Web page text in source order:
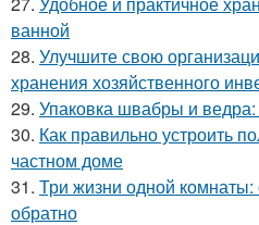
ванной
28. Улучшите свою
хранения хозяйственного
29. Упаковка швабры и ведра:
30. Как правильно устроить
частном доме
31. Три жизни одной комнаты:
обратно